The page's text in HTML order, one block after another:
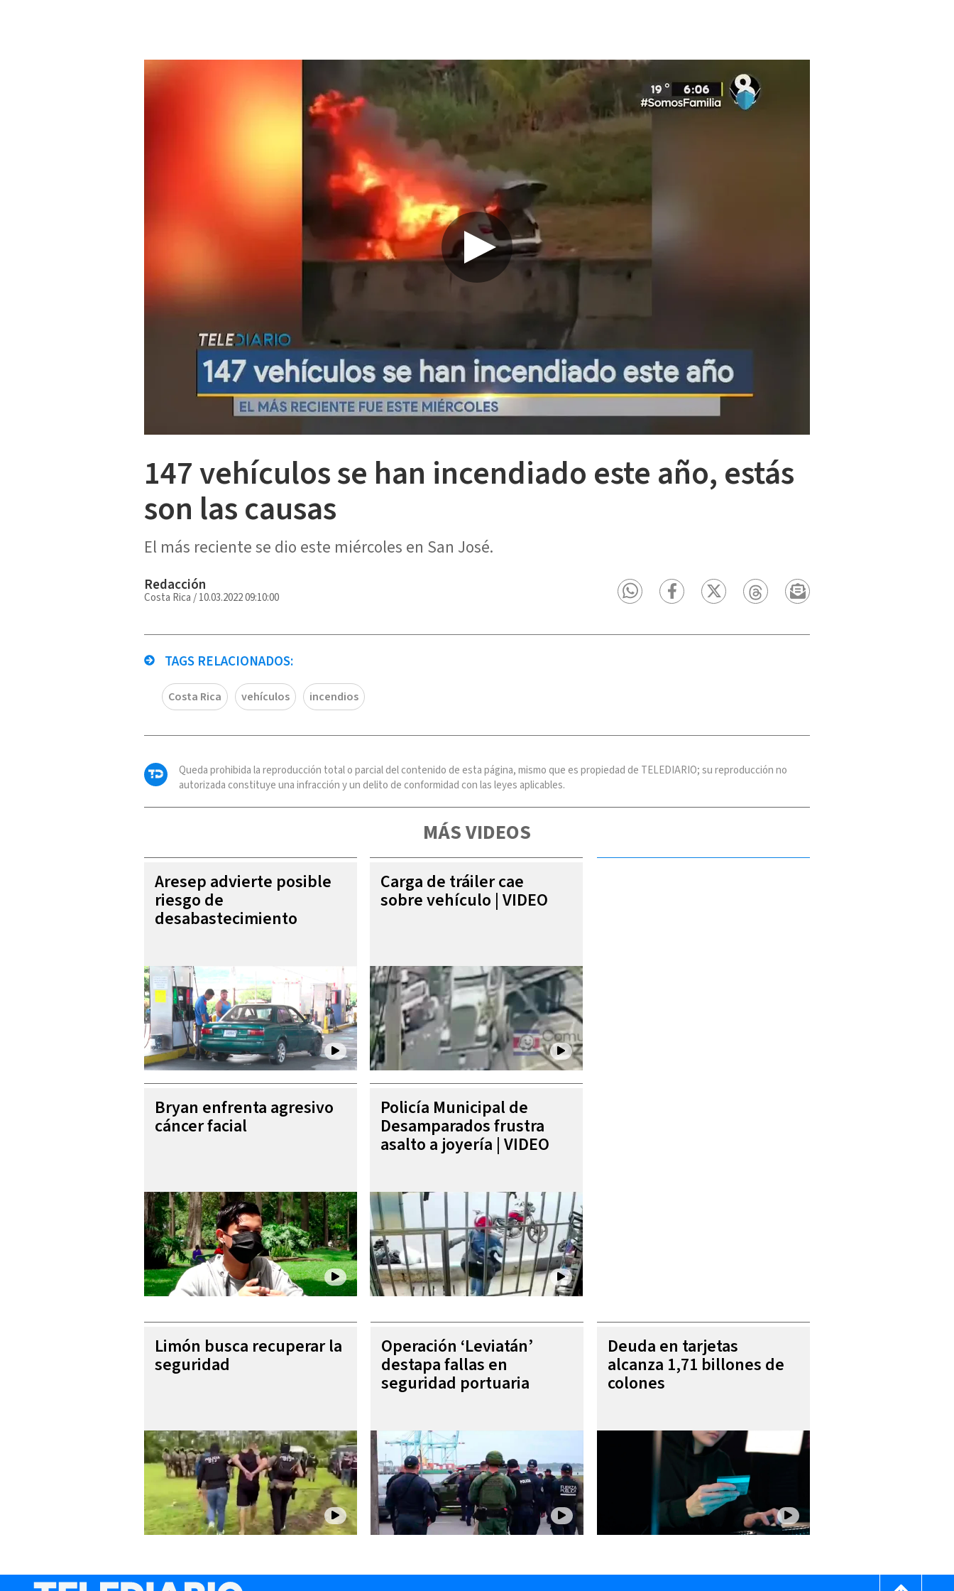
147 vehículos se han incendiado este año, estás
son las causas
El más reciente se dio este miércoles en San José.
Redacción
Costa Rica /10.03.2022 09:10:00
TAGS RELACIONADOS:
Costa Rica vehículos incendios
Queda prohibida la reproducción total o parcial del contenido de esta página, mismo que es propiedad de TELEDIARIO; su reproducción no
autorizada constituye una infracción y un delito de conformidad con las leyes aplicables.
MÁS VIDEOS
Aresep advierte posible
riesgo de
desabastecimiento
Carga de tráiler cae
sobre vehículo | VIDEO
Bryan enfrenta agresivo
cáncer facial
Policía Municipal de
Desamparados frustra
asalto a joyería | VIDEO
Limón busca recuperar la
seguridad
Operación ‘Leviatán’
destapa fallas en
seguridad portuaria
Deuda en tarjetas
alcanza 1,71 billones de
colones